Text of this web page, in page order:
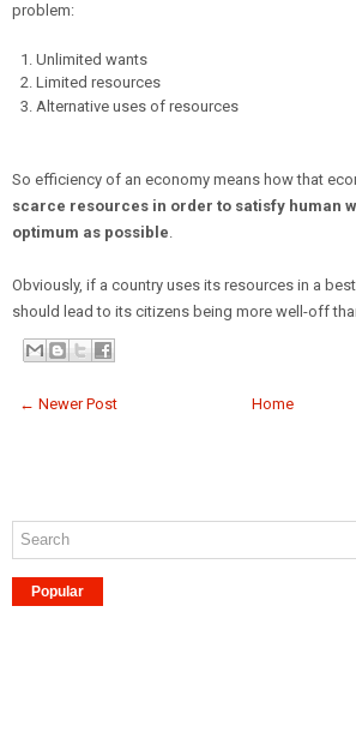
problem:
Unlimited wants
Limited resources
Alternative uses of resources
So efficiency of an economy means how that
scarce resources in order to satisfy human
optimum as possible
Obviously, if a country uses its resources in a
should lead to its citizens being more well-off
← Newer Post Home
Popular